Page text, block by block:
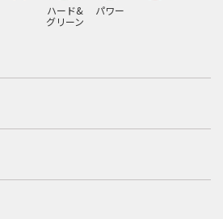
ハード&
グリーン
パワー